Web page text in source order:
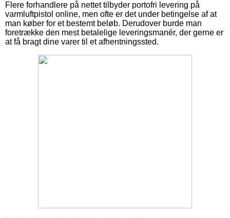
Flere forhandlere på nettet tilbyder portofri levering på
varmluftpistol online, men ofte er det under betingelse af at
man køber for et bestemt beløb. Derudover burde man
foretrække den mest betalelige leveringsmanér, der gerne er
at få bragt dine varer til et afhentningssted.